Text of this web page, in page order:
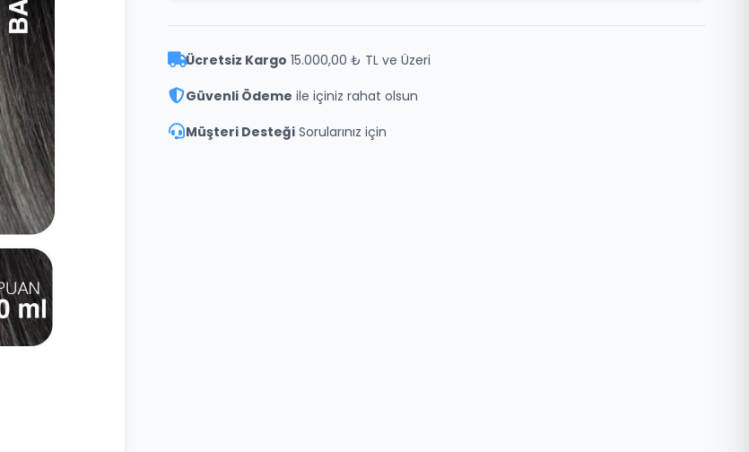
Ücretsiz Kargo 15.000,00 ₺ TL ve Üzeri
Güvenli Ödeme ile içiniz rahat olsun
Müşteri Desteği Sorularınız için